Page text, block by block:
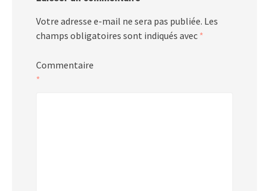
Votre adresse e-mail ne sera pas publiée. Les
champs obligatoires sont indiqués avec *
Commentaire
*